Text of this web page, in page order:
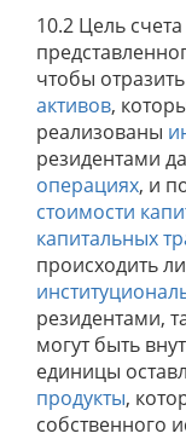
10.2 Цель счета
чтобы
активов,
реализованы
резидентами
операциях, и
стоимости
капитальных
происходить
резидентами,
могут быть
единицы
продукты,
собственного